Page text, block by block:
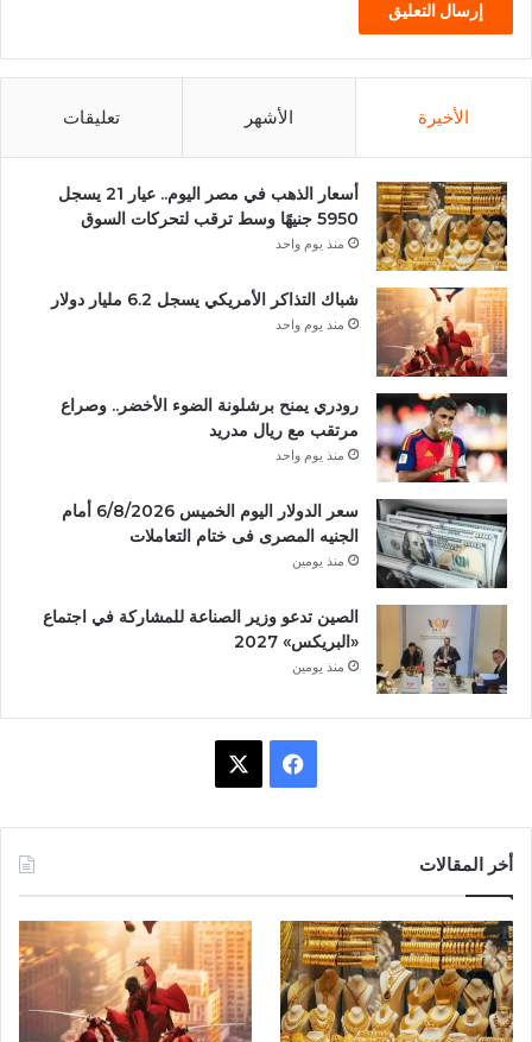
الأخيرة الأشهر تعليقات
أسعار الذهب في مصر اليوم.. عيار 21 يسجل
5950 جنيهًا وسط ترقب لتحركات السوق
منذ يوم واحد
شباك التذاكر الأمريكي يسجل 6.2 مليار دولار
منذ يوم واحد
رودري يمنح برشلونة الضوء الأخضر.. وصراع
مرتقب مع ريال مدريد
منذ يوم واحد
سعر الدولار اليوم الخميس 6/8/2026 أمام
الجنيه المصرى فى ختام التعاملات
منذ يومين
الصين تدعو وزير الصناعة للمشاركة في اجتماع
«البريكس» 2027
منذ يومين
و
ك
أخر المقالات